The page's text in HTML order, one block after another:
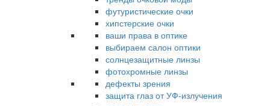
футуристические очки
хипстерские очки
ваши права в оптике
выбираем салон оптики
солнцезащитные линзы
фотохромные линзы
дефекты зрения
защита глаз от УФ-излучения